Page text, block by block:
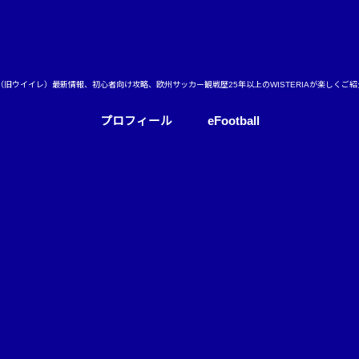
旧ウイイレ）最新情報、初心者向け攻略、欧州サッカー観戦歴25年以上のWISTERIAが楽しくご紹
プロフィール eFootball